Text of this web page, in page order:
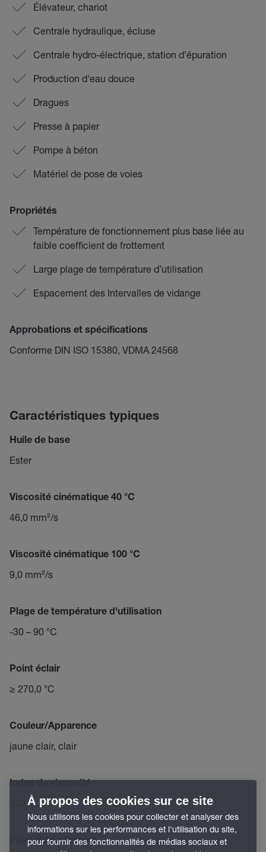
Élévateur, chariot
Centrale hydraulique, écluse
Centrale hydro-électrique, station d’épuration
Production d'eau douce
Dragues
Presse à papier
Pompe à béton
Matériel de pose de voies
Propriétés
Température de fonctionnement plus base liée au
faible coefficient de frottement
Large plage de température d’utilisation
Espacement des Intervalles de vidange
Approbations et spécifications
Conforme DIN ISO 15380, VDMA 24568
Caractéristiques typiques
Huile de base
Ester
Viscosité cinématique 40 °C
46,0 mm²/s
Viscosité cinématique 100 °C
9,0 mm²/s
Plage de température d'utilisation
-30 – 90 °C
Point éclair
≥ 270,0 °C
Couleur/Apparence
jaune clair, clair
Index de viscosité
Point d'écoulement
À propos des cookies sur ce site
Nous utilisons les cookies pour collecter et analyser des
informations sur les performances et l'utilisation du site,
pour fournir des fonctionnalités de médias sociaux et